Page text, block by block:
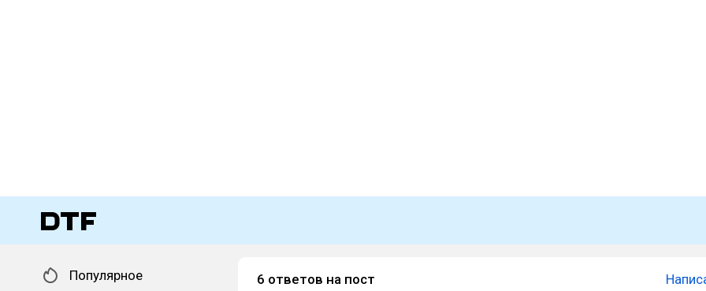
Популярное 6 ответов на пост